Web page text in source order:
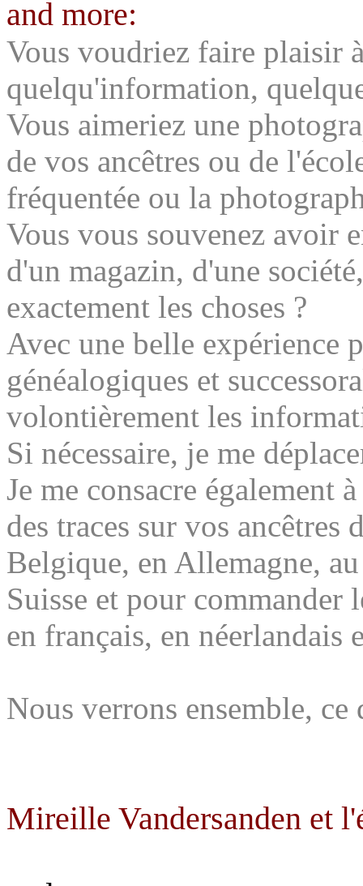
and more:
Vous voudriez faire plaisir
quelqu'information,
Vous aimeriez une
de vos ancêtres ou de
fréquentée ou la
Vous vous souvenez avoir
d'un magazin, d'une
exactement les choses ?
Avec une belle expérience
généalogiques et
volontièrement les
Si nécessaire, je me
Je me consacre également
des traces sur vos ancêtres
Belgique, en Allemagne,
Suisse et pour commander
en français, en
Nous verrons ensemble,
Mireille Vandersanden et